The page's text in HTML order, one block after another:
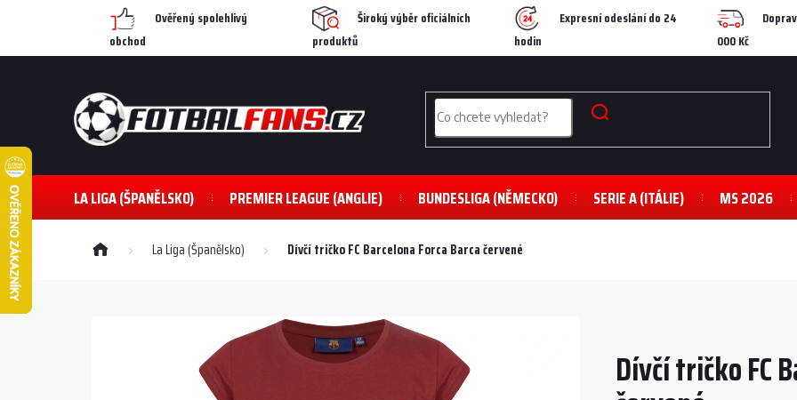
Ověřený spolehlivý
obchod
Široký výběr oficiálních
produktů
Expresní odeslání do 24
hodin
000 Kč
LA LIGA (ŠPANĚLSKO) PREMIER LEAGUE (ANGLIE) BUNDESLIGA (NĚMECKO) SERIE A (ITÁLIE) MS 2026
Domů La Liga (Španělsko) Dívčí tričko FC Barcelona Forca Barca červené
Dívčí tričko FC